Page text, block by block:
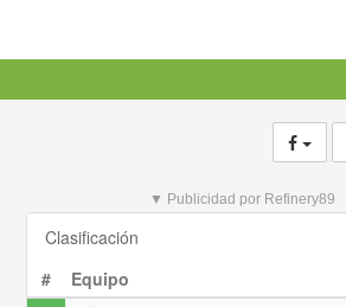
▼ Publicidad por Refinery89
Clasificación
#
Equipo